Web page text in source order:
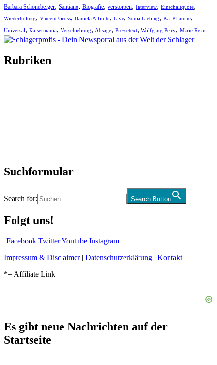
Barbara Schöneberger, Santiano, Biografie, verstorben, Interview, Einschaltquote,
Wiederholung, Vincent Gross, Daniela Alfinito, Live, Sonia Liebing, Kai Pflaume,
Universal, Kaisermania, Verschiebung, Absage, Pressetext, Wolfgang Petry, Marie Reim
Rubriken
Suchformular
Search for: Search Button
Folgt uns!
Facebook TwitterYoutube Instagram
Impressum & Disclaimer| Datenschutzerklärung | Kontakt
*= Affiliate Link
Es gibt neue Nachrichten auf der
Startseite